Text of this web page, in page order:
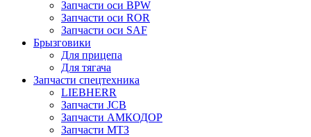
Запчасти оси BPW
Запчасти оси ROR
Запчасти оси SAF
Брызговики
Для прицепа
Для тягача
Запчасти спецтехника
LIEBHERR
Запчасти JCB
Запчасти АМКОДОР
Запчасти МТЗ